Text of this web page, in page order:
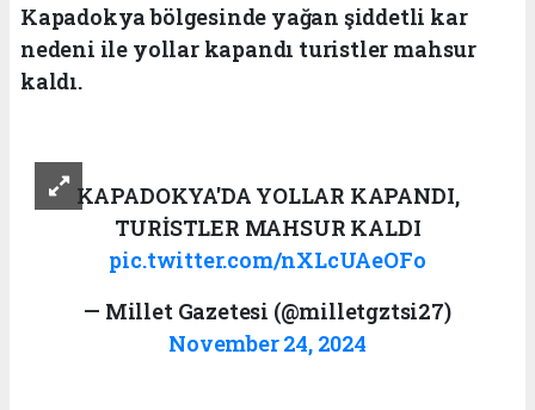
Kapadokya bölgesinde yağan şiddetli kar
nedeni ile yollar kapandı turistler mahsur
kaldı.
KAPADOKYA'DA YOLLAR KAPANDI,
TURİSTLER MAHSUR KALDI
pic.twitter.com/nXLcUAeOFo
— Millet Gazetesi (@milletgztsi27)
November 24, 2024